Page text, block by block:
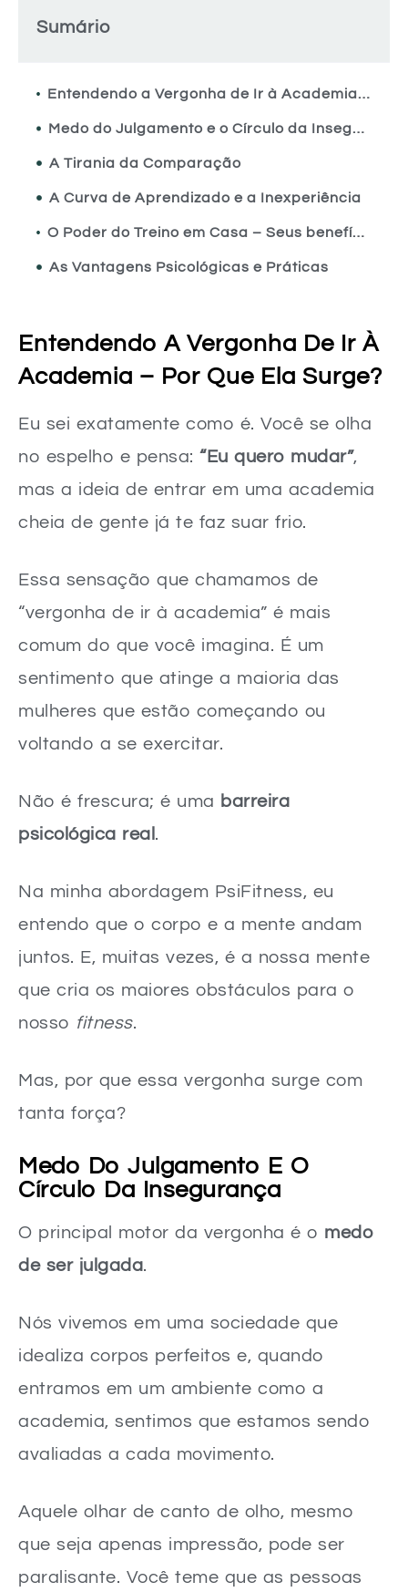
Sumário
Entendendo a Vergonha de Ir à Academia – Por que ela surge?
Medo do Julgamento e o Círculo da Insegurança
A Tirania da Comparação
A Curva de Aprendizado e a Inexperiência
O Poder do Treino em Casa – Seus benefícios e como começar
As Vantagens Psicológicas e Práticas
1. O Espaço Ideal
2. Equipamentos Mínimos
3. Cardio Leve e Divertido
Montando Seu Cronograma Realista
A Importância da Progressão
Nutrição: Combustível para a Mudança
O Poder Reparador do Sono
Sua Jornada Começa Agora!
Entendendo A Vergonha De Ir À
Academia – Por Que Ela Surge?
Eu sei exatamente como é. Você se olha
no espelho e pensa: “Eu quero mudar”,
mas a ideia de entrar em uma academia
cheia de gente já te faz suar frio.
Essa sensação que chamamos de
“vergonha de ir à academia” é mais
comum do que você imagina. É um
sentimento que atinge a maioria das
mulheres que estão começando ou
voltando a se exercitar.
Não é frescura; é uma barreira
psicológica real .
Na minha abordagem PsiFitness, eu
entendo que o corpo e a mente andam
juntos. E, muitas vezes, é a nossa mente
que cria os maiores obstáculos para o
nosso fitness.
Mas, por que essa vergonha surge com
tanta força?
Medo Do Julgamento E O
Círculo Da Insegurança
O principal motor da vergonha é o medo
de ser julgada.
Nós vivemos em uma sociedade que
idealiza corpos perfeitos e, quando
entramos em um ambiente como a
academia, sentimos que estamos sendo
avaliadas a cada movimento.
Aquele olhar de canto de olho, mesmo
que seja apenas impressão, pode ser
paralisante. Você teme que as pessoas